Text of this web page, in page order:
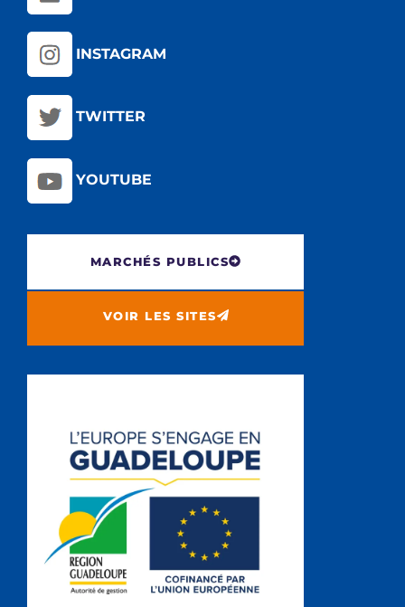
INSTAGRAM
TWITTER
YOUTUBE
MARCHÉS PUBLICS
VOIR LES SITES